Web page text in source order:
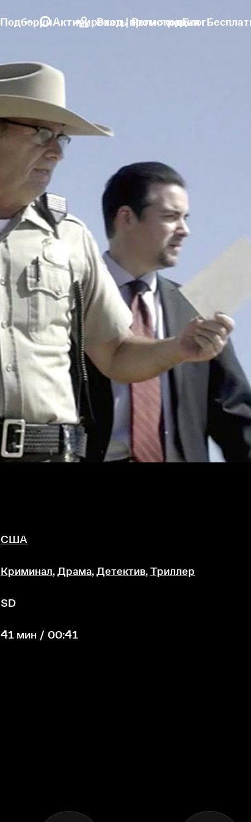
ПодборкиАктивировать промокодБлог
Вход | Регистрация
США
Криминал, Драма, Детектив, Триллер
SD
41 мин / 00:41